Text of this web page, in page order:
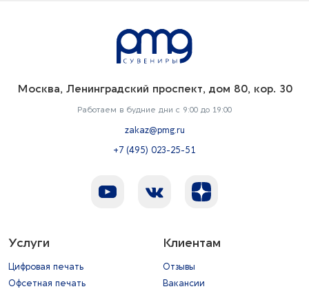
Москва, Ленинградский проспект, дом 80, кор. 30
Работаем в будние дни с 9:00 до 19:00
zakaz@pmg.ru
+7 (495) 023-25-51
Услуги
Цифровая печать
Офсетная печать
Клиентам
Отзывы
Вакансии